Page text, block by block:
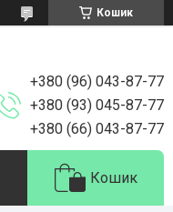
Кошик
+380 (96) 043-87-77
+380 (93) 045-87-77
+380 (66) 043-87-77
Кошик